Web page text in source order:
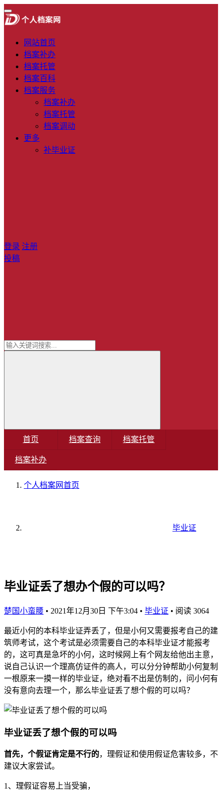
网站首页
档案补办
档案托管
档案百科
档案服务
档案补办
档案托管
档案调动
更多
补毕业证
登录 注册
投稿
首页 档案查询 档案托管
档案补办
个人档案网首页
毕业证
毕业证丢了想办个假的可以吗？
楚国小蛮腰 • 2021年12月30日 下午3:04 • 毕业证 • 阅读 3064
最近小何的本科毕业证弄丢了，但是小何又需要报考自己的建
筑师考试，这个考试是必须需要自己的本科毕业证才能报考
的，这可真是急坏的小何，这时候网上有个网友给他出主意，
说自己认识一个理高仿证件的高人，可以分分钟帮助小何复制
一根原来一摸一样的毕业证，绝对看不出是仿制的，问小何有
没有意向去理一个，那么毕业证丢了想个假的可以吗？
毕业证丢了想个假的可以吗
首先，个假证肯定是不行的，理假证和使用假证危害较多，不
建议大家尝试。
1、理假证容易上当受骗，